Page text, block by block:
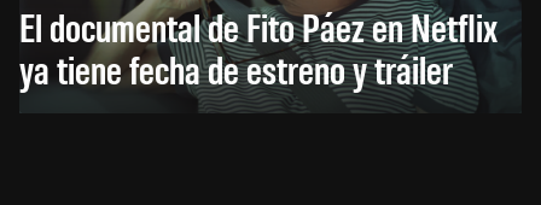
El documental de Fito Páez en Netflix
ya tiene fecha de estreno y tráiler